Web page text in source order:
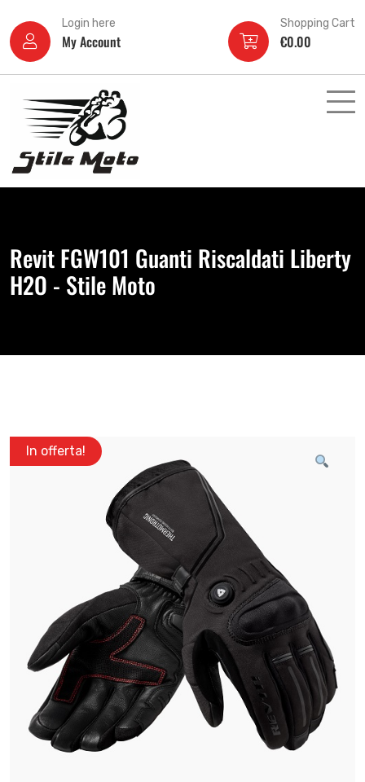
Login here
My Account
Shopping Cart
€0.00
Revit FGW101 Guanti Riscaldati Liberty
H2O - Stile Moto
In offerta!